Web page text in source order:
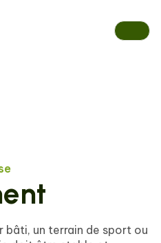
bâti, un terrain de sport ou